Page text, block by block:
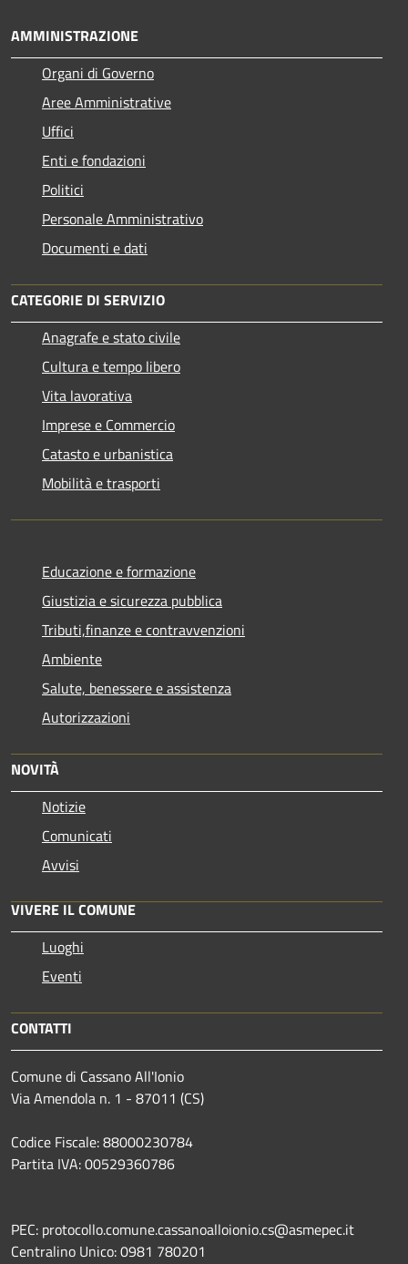
AMMINISTRAZIONE
Organi di Governo
Aree Amministrative
Uffici
Enti e fondazioni
Politici
Personale Amministrativo
Documenti e dati
CATEGORIE DI SERVIZIO
Anagrafe e stato civile
Cultura e tempo libero
Vita lavorativa
Imprese e Commercio
Catasto e urbanistica
Mobilità e trasporti
Educazione e formazione
Giustizia e sicurezza pubblica
Tributi,finanze e contravvenzioni
Ambiente
Salute, benessere e assistenza
Autorizzazioni
NOVITÀ
Notizie
Comunicati
Avvisi
VIVERE IL COMUNE
Luoghi
Eventi
CONTATTI
Comune di Cassano All'Ionio
Via Amendola n. 1 - 87011 (CS)
Codice Fiscale: 88000230784
Partita IVA: 00529360786
PEC: protocollo.comune.cassanoalloionio.cs@asmepec.it
Centralino Unico: 0981 780201